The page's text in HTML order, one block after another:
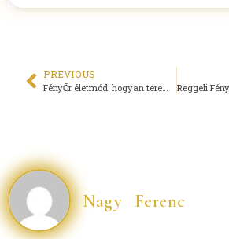
PREVIOUS
FényŐr életmód: hogyan teremts belső ragyogást, ami látszik rajtad?
Nagy Ferenc